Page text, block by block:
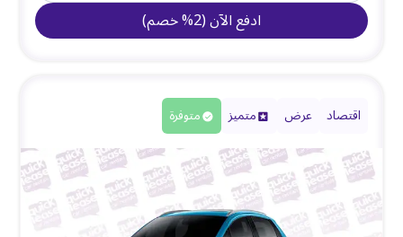
ادفع الآن(
2
%خصم)
اقتصاد عرض متميز متوفرة